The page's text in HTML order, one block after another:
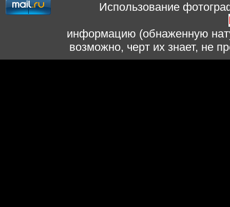
Использование
информацию (обнаженную
возможно, черт их знает, не